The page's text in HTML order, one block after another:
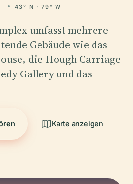
43° N · 79° W
umfasst mehrere
Gebäude wie das
die Hough Carriage
Gallery und das
Karte anzeigen